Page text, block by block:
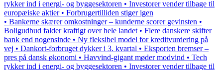
rykker ind i energi- og byggesektoren • Investorer vender tilbage til
europæiske aktier • Forbrugertilliden stiger igen
• Bankerne skærer omkostninger – kunderne scorer gevinsten •
Boligudbud falder kraftigt over hele landet • Flere danskere skifter
bank end nogensinde • Ny fleksibel model for kreditvurdering på
vej • Dankort-forbruget dykker i 3. kvartal • Eksporten bremser –
pres på dansk økonomi • Havvind-gigant møder modvind • Tech
rykker ind i energi- og byggesektoren • Investorer vender tilbage til